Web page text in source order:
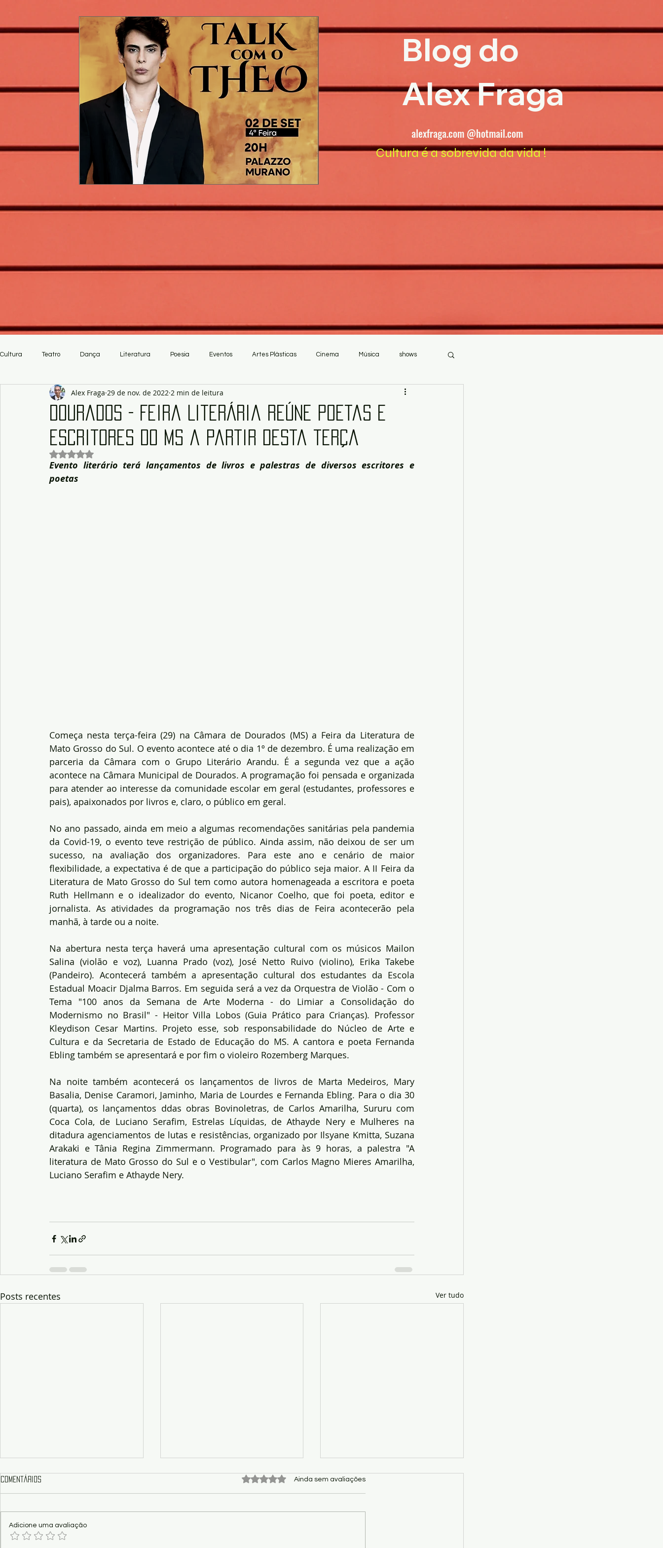
Blog do
Alex Fraga
alexfraga.com @hotmail.com
Cultura é a sobrevida da vida !
Cultura Teatro Dança Literatura Poesia Eventos Artes Plásticas Cinema Música shows
Artesanato
Dourados - Feira Literária reúne poetas e
escritores do MS a partir desta terça
Alex Fraga 29 de nov. de 2022 2 min de leitura
Avaliado com NaN de 5 estrelas.
Evento literário terá lançamentos de livros e palestras de diversos escritores e
poetas
Começa nesta terça-feira (29) na Câmara de Dourados (MS) a Feira da Literatura de
Mato Grosso do Sul. O evento acontece até o dia 1º de dezembro. É uma realização em
parceria da Câmara com o Grupo Literário Arandu. É a segunda vez que a ação
acontece na Câmara Municipal de Dourados. A programação foi pensada e organizada
para atender ao interesse da comunidade escolar em geral (estudantes, professores e
pais), apaixonados por livros e, claro, o público em geral.
No ano passado, ainda em meio a algumas recomendações sanitárias pela pandemia
da Covid-19, o evento teve restrição de público. Ainda assim, não deixou de ser um
sucesso, na avaliação dos organizadores. Para este ano e cenário de maior
flexibilidade, a expectativa é de que a participação do público seja maior. A II Feira da
Literatura de Mato Grosso do Sul tem como autora homenageada a escritora e poeta
Ruth Hellmann e o idealizador do evento, Nicanor Coelho, que foi poeta, editor e
jornalista. As atividades da programação nos três dias de Feira acontecerão pela
manhã, à tarde ou a noite.
Na abertura nesta terça haverá uma apresentação cultural com os músicos Mailon
Salina (violão e voz), Luanna Prado (voz), José Netto Ruivo (violino), Erika Takebe
(Pandeiro). Acontecerá também a apresentação cultural dos estudantes da Escola
Estadual Moacir Djalma Barros. Em seguida será a vez da Orquestra de Violão - Com o
Tema "100 anos da Semana de Arte Moderna - do Limiar a Consolidação do
Modernismo no Brasil" - Heitor Villa Lobos (Guia Prático para Crianças). Professor
Kleydison Cesar Martins. Projeto esse, sob responsabilidade do Núcleo de Arte e
Cultura e da Secretaria de Estado de Educação do MS. A cantora e poeta Fernanda
Ebling também se apresentará e por fim o violeiro Rozemberg Marques.
Na noite também acontecerá os lançamentos de livros de Marta Medeiros, Mary
Basalia, Denise Caramori, Jaminho, Maria de Lourdes e Fernanda Ebling. Para o dia 30
(quarta), os lançamentos ddas obras Bovinoletras, de Carlos Amarilha, Sururu com
Coca Cola, de Luciano Serafim, Estrelas Líquidas, de Athayde Nery e Mulheres na
ditadura agenciamentos de lutas e resistências, organizado por Ilsyane Kmitta, Suzana
Arakaki e Tânia Regina Zimmermann. Programado para às 9 horas, a palestra "A
literatura de Mato Grosso do Sul e o Vestibular", com Carlos Magno Mieres Amarilha,
Luciano Serafim e Athayde Nery.
Posts recentes Ver tudo
Comentários Avaliado com 0 de 5 estrelas.
Ainda sem avaliações
Adicione uma avaliação